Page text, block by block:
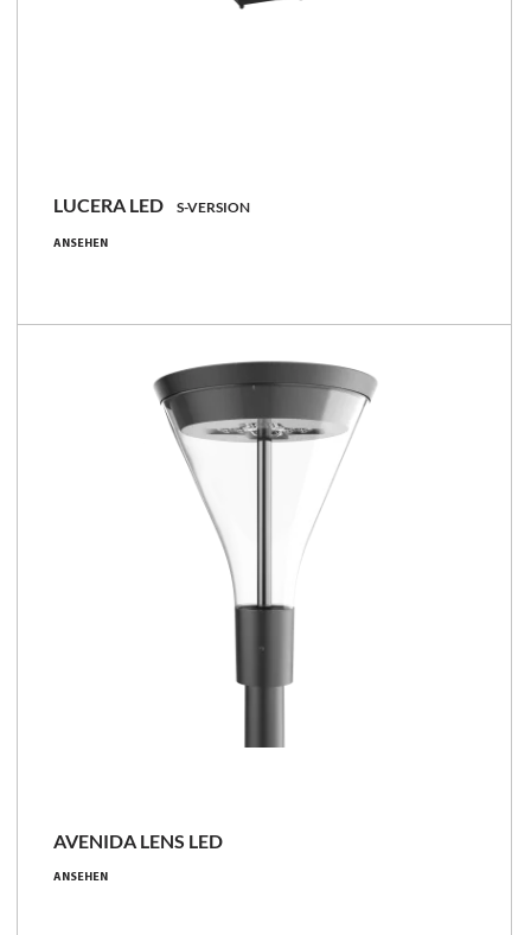
LUCERA LED S-VERSION
ANSEHEN
22 - 76 [W]
89 - 138 [lm/W]
Familie vergleichen
AVENIDA LENS LED
ANSEHEN
6.8 - 54 [W]